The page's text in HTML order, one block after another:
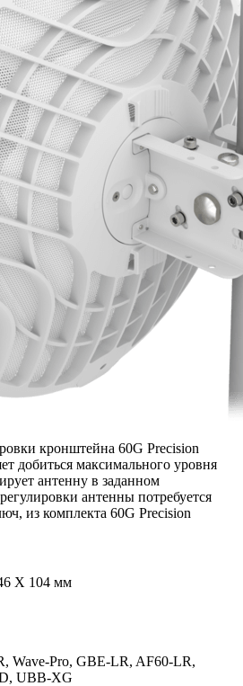
кронштейна 60G Precision
добиться максимального уровня
антенну в заданном
антенны потребуется
из комплекта 60G Precision
X 104 мм
Wave-Pro, GBE-LR, AF60-LR,
UBB-XG